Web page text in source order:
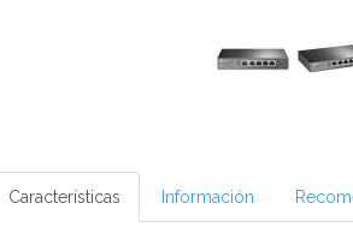
Características Información